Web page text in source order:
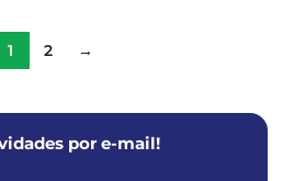
1 2 →
por e-mail!